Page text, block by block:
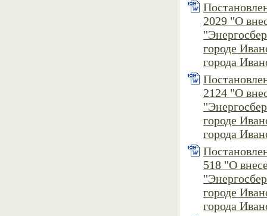
2029 "О
городе
города
2124 "О
городе
города
518 "О
городе
города